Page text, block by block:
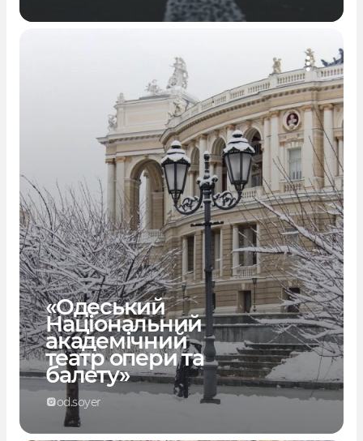
«Одеський
Національний
академічний
театр опери та
балету»
od.soyer